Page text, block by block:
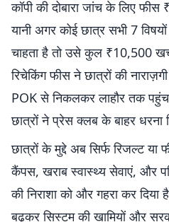
कॉपी की दोबारा जांच के लिए
यानी अगर कोई छात्र सभी 7
चाहता है तो उसे कुल ₹10,500
रिचेकिंग फीस ने छात्रों की
POK से निकलकर लाहौर तक पहुंच
छात्रों ने प्रेस क्लब के बाहर धरना
छात्रों के मुद्दे अब सिर्फ रिजल्ट
कैंपस, खराब स्वास्थ्य सेवाएं, और
की निराशा को और गहरा कर
बढ़कर सिस्टम की खामियों और